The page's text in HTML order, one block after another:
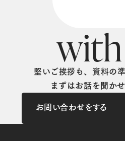
with
堅いご挨拶も、資料の
まずはお話を聞か
お問い合わせをする